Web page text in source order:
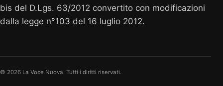
bis del D.Lgs. 63/2012 convertito con modificazioni
dalla legge n°103 del 16 luglio 2012.
© 2026 La Voce Nuova. Tutti i diritti riservati.